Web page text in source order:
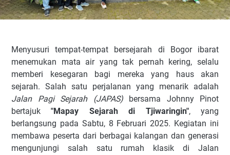
Menyusuri tempat-tempat bersejarah di Bogor ibarat
menemukan mata air yang tak pernah kering, selalu
memberi kesegaran bagi mereka yang haus akan
sejarah. Salah satu perjalanan yang menarik adalah
Jalan Pagi Sejarah (JAPAS)bersama Johnny Pinot
bertajuk"Mapay Sejarah di Tjiwaringin", yang
berlangsung pada Sabtu, 8 Februari 2025. Kegiatan ini
membawa peserta dari berbagai kalangan dan generasi
mengunjungi salah satu rumah klasik di Jalan